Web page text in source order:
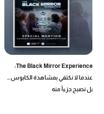
The Black Mirror Experience:
عندما لا نكتفي بمشاهدة الكابوس…
بل نصبح جزءاً منه